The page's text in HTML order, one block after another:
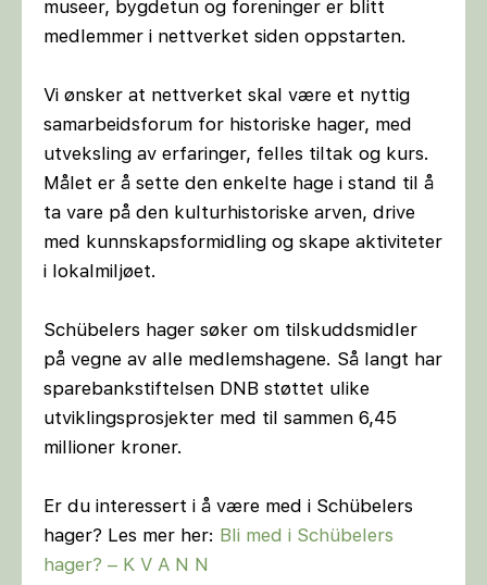
museer, bygdetun og foreninger er blitt
medlemmer i nettverket siden oppstarten.
Vi ønsker at nettverket skal være et nyttig
samarbeidsforum for historiske hager, med
utveksling av erfaringer, felles tiltak og kurs.
Målet er å sette den enkelte hage i stand til å
ta vare på den kulturhistoriske arven, drive
med kunnskapsformidling og skape aktiviteter
i lokalmiljøet.
Schübelers hager søker om tilskuddsmidler
på vegne av alle medlemshagene. Så langt har
sparebankstiftelsen DNB støttet ulike
utviklingsprosjekter med til sammen 6,45
millioner kroner.
Er du interessert i å være med i Schübelers
hager? Les mer her: Bli med i Schübelers
hager? – K V A N N